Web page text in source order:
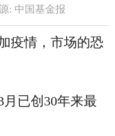
: 中国基金报
疫情，市场的恐
已创30年来最